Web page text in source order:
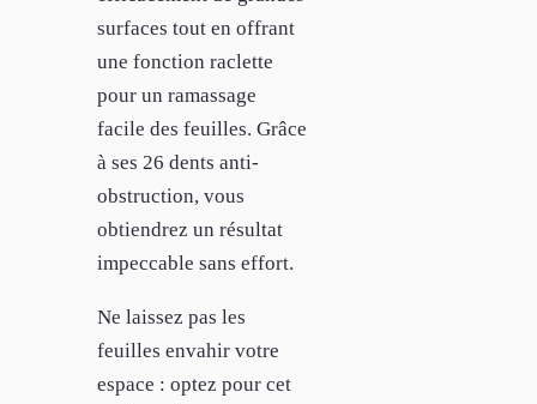
surfaces tout en offrant
une fonction raclette
pour un ramassage
facile des feuilles. Grâce
à ses 26 dents anti-
obstruction, vous
obtiendrez un résultat
impeccable sans effort.
Ne laissez pas les
feuilles envahir votre
espace : optez pour cet